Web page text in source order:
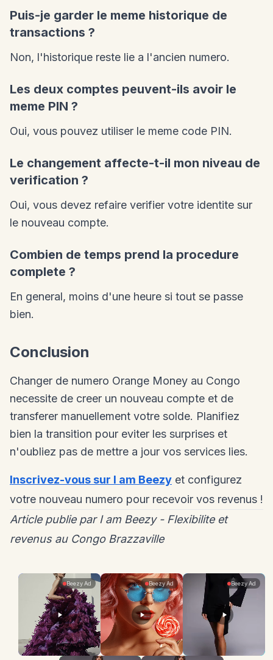
Puis-je garder le meme historique de
transactions ?
Non, l'historique reste lie a l'ancien numero.
Les deux comptes peuvent-ils avoir le
meme PIN ?
Oui, vous pouvez utiliser le meme code PIN.
Le changement affecte-t-il mon niveau de
verification ?
Oui, vous devez refaire verifier votre identite sur
le nouveau compte.
Combien de temps prend la procedure
complete ?
En general, moins d'une heure si tout se passe
bien.
Conclusion
Changer de numero Orange Money au Congo
necessite de creer un nouveau compte et de
transferer manuellement votre solde. Planifiez
bien la transition pour eviter les surprises et
n'oubliez pas de mettre a jour vos services lies.
Inscrivez-vous sur I am Beezy et configurez
votre nouveau numero pour recevoir vos revenus !
Article publie par I am Beezy - Flexibilite et
revenus au Congo Brazzaville